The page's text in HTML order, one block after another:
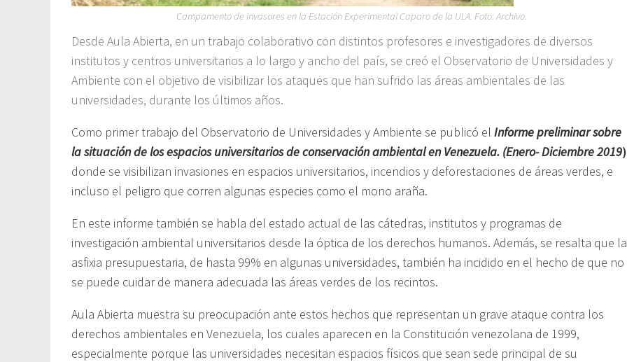
Campamento de invasores en la Estación Experimental Caparo de la ULA. Foto: Archivo.
Desde Aula Abierta, en un trabajo colaborativo con distintos profesores e investigadores de diversos
institutos y centros universitarios a lo largo y ancho del país, se creó el Observatorio de Universidades y
Ambiente con el objetivo de visibilizar los ataques que han sufrido las áreas ambientales de las
universidades, durante los últimos años.
Como primer trabajo del Observatorio de Universidades y Ambiente se publicó el Informe preliminar sobre
la situación de los espacios universitarios de conservación ambiental en Venezuela. (Enero- Diciembre 2019)
donde se visibilizan invasiones en espacios universitarios, incendios y deforestaciones de áreas verdes, e
incluso el peligro que corren algunas especies como el mono araña.
En este informe también se habla del estado actual de las cátedras, institutos y programas de
investigación ambiental universitarios desde la óptica de los derechos humanos. Además, se resalta que la
asfixia presupuestaria, de hasta 99% en algunas universidades, también ha incidido en el hecho de que no
se puede cuidar de manera adecuada las áreas verdes de los recintos.
Aula Abierta muestra su preocupación ante estos hechos que representan un grave ataque contra los
derechos ambientales en Venezuela, los cuales aparecen en la Constitución venezolana de 1999,
especialmente porque las universidades necesitan espacios físicos que sean sede principal de su